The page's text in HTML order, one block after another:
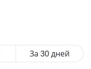
За 30 дней